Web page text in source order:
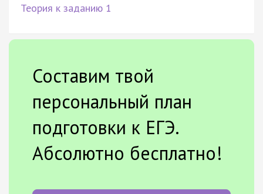
Теория к заданию 1
Составим твой
персональный план
подготовки к ЕГЭ.
Абсолютно бесплатно!